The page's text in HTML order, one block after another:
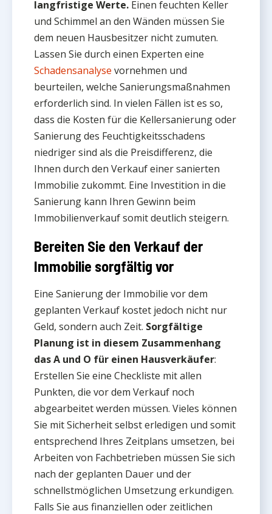
langfristige Werte. Einen feuchten Keller
und Schimmel an den Wänden müssen Sie
dem neuen Hausbesitzer nicht zumuten.
Lassen Sie durch einen Experten eine
Schadensanalyse vornehmen und
beurteilen, welche Sanierungsmaßnahmen
erforderlich sind. In vielen Fällen ist es so,
dass die Kosten für die Kellersanierung oder
Sanierung des Feuchtigkeitsschadens
niedriger sind als die Preisdifferenz, die
Ihnen durch den Verkauf einer sanierten
Immobilie zukommt. Eine Investition in die
Sanierung kann Ihren Gewinn beim
Immobilienverkauf somit deutlich steigern.
Bereiten Sie den Verkauf der
Immobilie sorgfältig vor
Eine Sanierung der Immobilie vor dem
geplanten Verkauf kostet jedoch nicht nur
Geld, sondern auch Zeit. Sorgfältige
Planung ist in diesem Zusammenhang
das A und O für einen Hausverkäufer:
Erstellen Sie eine Checkliste mit allen
Punkten, die vor dem Verkauf noch
abgearbeitet werden müssen. Vieles können
Sie mit Sicherheit selbst erledigen und somit
entsprechend Ihres Zeitplans umsetzen, bei
Arbeiten von Fachbetrieben müssen Sie sich
nach der geplanten Dauer und der
schnellstmöglichen Umsetzung erkundigen.
Falls Sie aus finanziellen oder zeitlichen